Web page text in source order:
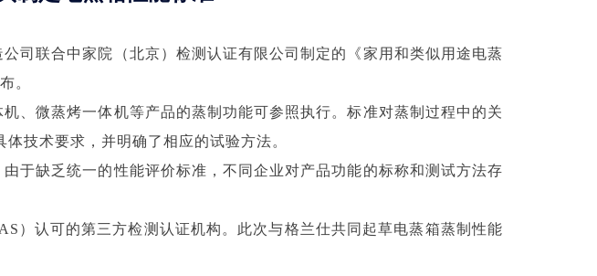
司联合中家院（北京）检测认证有限公司制定的《家用和类似用途电蒸
。
、微蒸烤一体机等产品的蒸制功能可参照执行。标准对蒸制过程中的关
技术要求，并明确了相应的试验方法。
于缺乏统一的性能评价标准，不同企业对产品功能的标称和测试方法存
）认可的第三方检测认证机构。此次与格兰仕共同起草电蒸箱蒸制性能